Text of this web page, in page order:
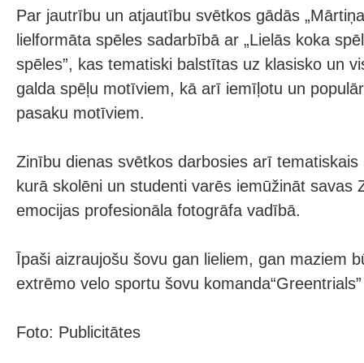
Par jautrību un atjautību svētkos gādās
lielformāta spēles sadarbībā ar „Lielās koka
spēles”, kas tematiski balstītas uz klasisko un
galda spēļu motīviem, kā arī iemīļotu un
pasaku motīviem.
Zinību dienas svētkos darbosies arī
kurā skolēni un studenti varēs iemūžināt savas
emocijas profesionāla fotogrāfa vadībā.
Īpaši aizraujošu šovu gan lieliem, gan maziem
extrēmo velo sportu šovu
Foto: Publicitātes